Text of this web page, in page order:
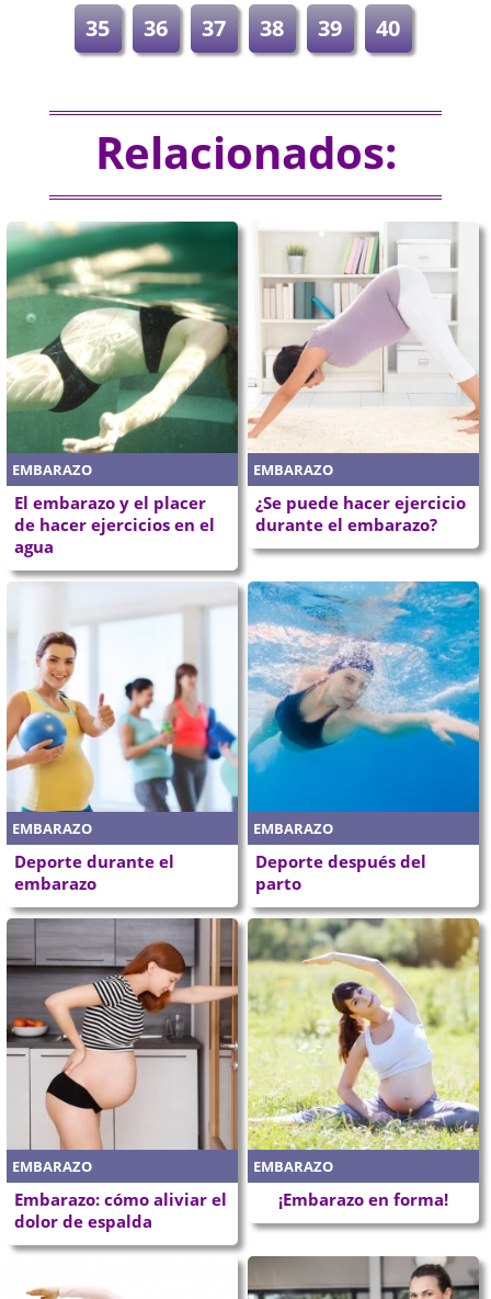
35
36 37 38 39 40
Relacionados:
EMBARAZO
El embarazo y el placer
de hacer ejercicios en el
agua
EMBARAZO
¿Se puede hacer ejercicio
durante el embarazo?
EMBARAZO
Deporte durante el
embarazo
EMBARAZO
Deporte después del
parto
EMBARAZO
Embarazo: cómo aliviar el
dolor de espalda
EMBARAZO
¡Embarazo en forma!